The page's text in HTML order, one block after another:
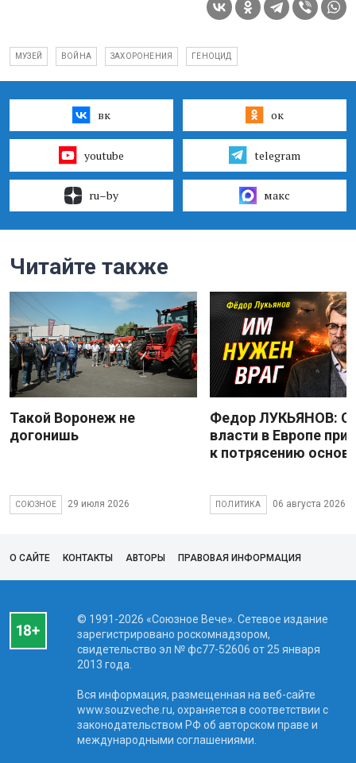
МУЗЕЙ ВОЙНА ЗАХОРОНЕНИЯ ГЕНОЦИД
вк ок
youtube telegram
ru–by макс
Читайте также
Такой Воронеж не
догонишь
СОЮЗНОЕ 29 июля 2026
Федор ЛУКЬЯНОВ:
власти в Европе
к потрясению основ
ПОЛИТИКА 06 августа 2026
О САЙТЕ КОНТАКТЫ АВТОРЫ ПРАВОВАЯ ИНФОРМАЦИЯ
© 1991-2026 «Союзное Вече». Сетевое издание
зарегистрировано роскомнадзором,
свидетельство эл № фc77-52606 от 25 января
2013 года.
Вся информация, размещенная на веб-сайте
www.souzveche.ru, охраняется в соответствии с
законодательством РФ об авторском праве и
международными соглашениями.